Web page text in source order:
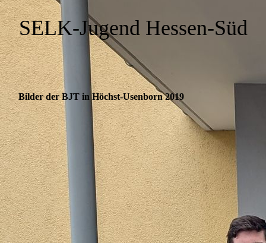
SELK-Jugend Hessen-Süd
Bilder der BJT in Höchst-Usenborn 2019